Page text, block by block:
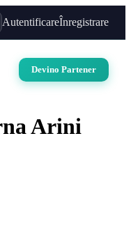
AutentificareÎnregistrare
Devino Partener
Arini